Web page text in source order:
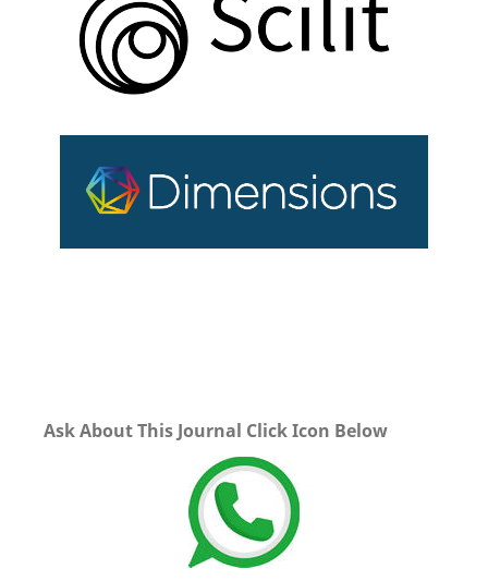
Ask About This Journal Click Icon Below